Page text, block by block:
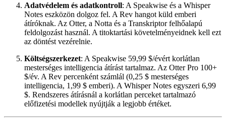
Adatvédelem és adatkontroll: A Speakwise és a Whisper
Notes eszközön dolgoz fel. A Rev hangot küld emberi
átíróknak. Az Otter, a Notta és a Transkriptor felhőalapú
feldolgozást használ. A titoktartási követelményeidnek kell ezt
az döntést vezérelnie.
Költségszerkezet: A Speakwise 59,99 $/évért korlátlan
mesterséges intelligencia átírást tartalmaz. Az Otter Pro 100+
$/év. A Rev percenként számlál (0,25 $ mesterséges
intelligencia, 1,99 $ emberi). A Whisper Notes egyszeri 6,99
$. Rendszeres átírásnál a korlátlan perceket tartalmazó
előfizetési modellek nyújtják a legjobb értéket.